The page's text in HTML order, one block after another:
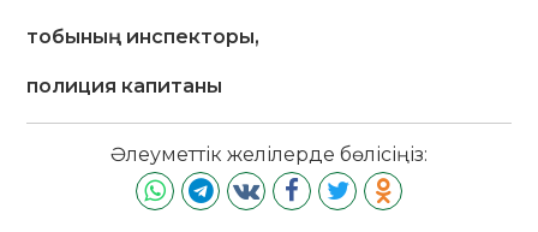
тобының инспекторы,
полиция капитаны
Әлеуметтік желілерде бөлісіңіз: